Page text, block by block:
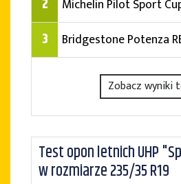
2 Michelin Pilot Sport
3 Bridgestone Potenza
Zobacz wyniki
Test opon letnich UHP
w rozmiarze 235/35 R19